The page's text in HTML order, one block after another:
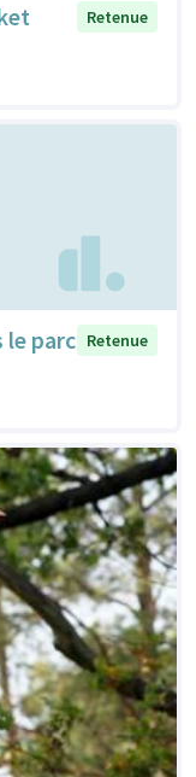
Retenue
le parc Retenue